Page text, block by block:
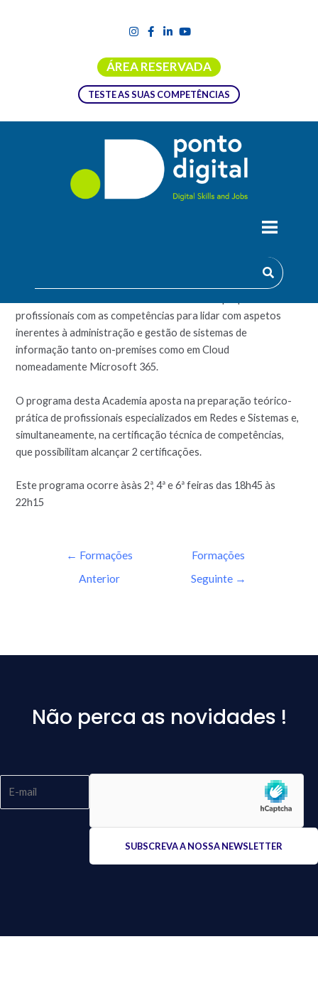
ÁREA RESERVADA
TESTE AS SUAS COMPETÊNCIAS
profissionais com as competências para lidar com aspetos
inerentes à administração e gestão de sistemas de
informação tanto on-premises como em Cloud
nomeadamente Microsoft 365.
O programa desta Academia aposta na preparação teórico-
prática de profissionais especializados em Redes e Sistemas e,
simultaneamente, na certificação técnica de competências,
que possibilitam alcançar 2 certificações.
Este programa ocorre àsàs 2ª, 4ª e 6ª feiras das 18h45 às
22h15
← Formações
Anterior
Formações
Seguinte →
Não perca as novidades !